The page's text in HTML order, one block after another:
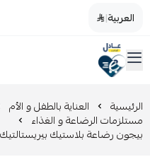
العربية|
صيدليات عادل
القائمة الرئيسية
تخفيضات
المدونة
الرئيسية العناية بالطفل و الأم
مستلزمات الرضاعة و الغذاء
بيجون رضاعة بلاستيك بيريستالتيك 200مل - PA26009